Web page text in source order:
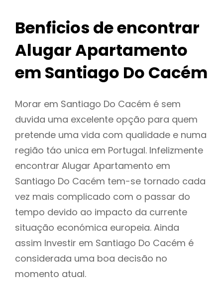
Benficios de encontrar
Alugar Apartamento
em Santiago Do Cacém
Morar em Santiago Do Cacém é sem
duvida uma excelente opção para quem
pretende uma vida com qualidade e numa
região táo unica em Portugal. Infelizmente
encontrar Alugar Apartamento em
Santiago Do Cacém tem-se tornado cada
vez mais complicado com o passar do
tempo devido ao impacto da currente
situação económica europeia. Ainda
assim Investir em Santiago Do Cacém é
considerada uma boa decisão no
momento atual.